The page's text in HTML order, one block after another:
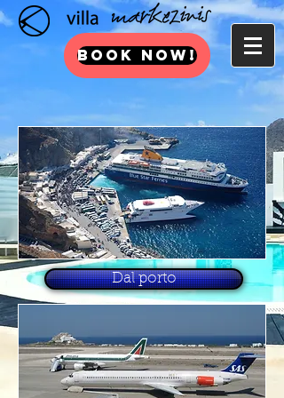
BOOK NOW!
Dal porto